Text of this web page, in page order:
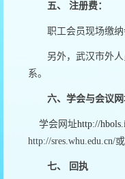
五、 注册费：
职工会员现场缴纳
另外，武汉市外
系。
六、 学会与会议
学会网址http://
http://sres.whu.edu.cn/或
七、 回执